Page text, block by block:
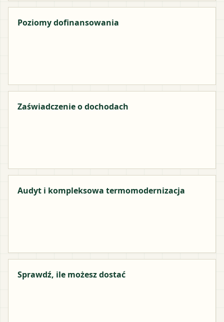
Poziomy dofinansowania
Zaświadczenie o dochodach
Audyt i kompleksowa termomodernizacja
Sprawdź, ile możesz dostać